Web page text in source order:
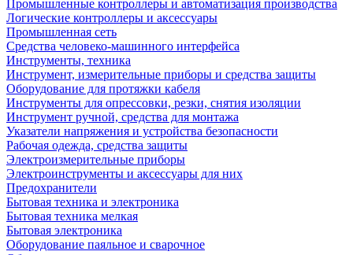
Промышленные контроллеры и автоматизация производства
Логические контроллеры и аксессуары
Промышленная сеть
Средства человеко-машинного интерфейса
Инструменты, техника
Инструмент, измерительные приборы и средства защиты
Оборудование для протяжки кабеля
Инструменты для опрессовки, резки, снятия изоляции
Инструмент ручной, средства для монтажа
Указатели напряжения и устройства безопасности
Рабочая одежда, средства защиты
Электроизмерительные приборы
Электроинструменты и аксессуары для них
Предохранители
Бытовая техника и электроника
Бытовая техника мелкая
Бытовая электроника
Оборудование паяльное и сварочное